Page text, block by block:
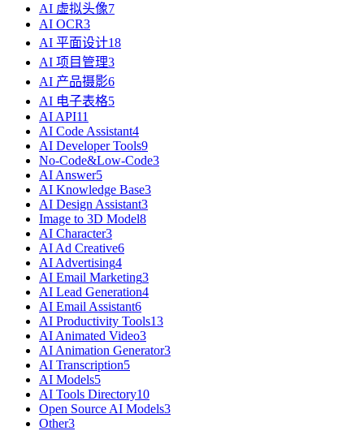
AI 虚拟头像7
AI OCR3
AI 平面设计18
AI 项目管理3
AI 产品摄影6
AI 电子表格5
AI API11
AI Code Assistant4
AI Developer Tools9
No-Code&Low-Code3
AI Answer5
AI Knowledge Base3
AI Design Assistant3
Image to 3D Model8
AI Character3
AI Ad Creative6
AI Advertising4
AI Email Marketing3
AI Lead Generation4
AI Email Assistant6
AI Productivity Tools13
AI Animated Video3
AI Animation Generator3
AI Transcription5
AI Models5
AI Tools Directory10
Open Source AI Models3
Other3